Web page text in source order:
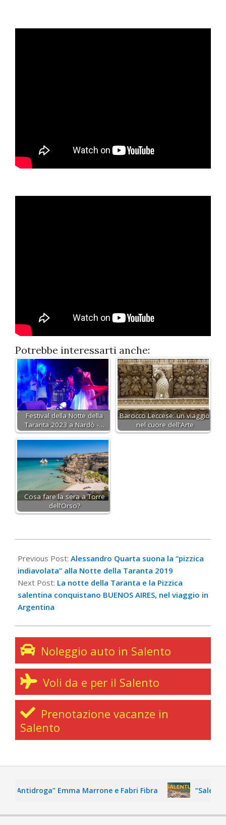
Potrebbe interessarti anche:
Festival della Notte della
Taranta 2023 a Nardò -…
Barocco Leccese: un viaggio
nel cuore dell'Arte
Cosa fare la sera a Torre
dell’Orso?
10-
10
Previous Post: Alessandro Quarta suona la “pizzica
indiavolata” alla Notte della Taranta 2019
Next Post: La notte della Taranta e la Pizzica
salentina conquistano BUENOS AIRES, nel viaggio in
Argentina
Noleggio auto in Salento
Voli da e per il Salento
Prenotazione vacanze in
Salento
Emma Marrone e Fabri Fibra “Salentu”